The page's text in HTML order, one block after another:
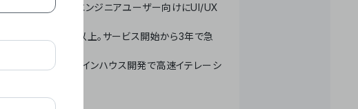
業務を自動化。非エンジニアユーザー向けにUI/UX
成長率300%以上。サービス開始から3年で急
フォームで完結。インハウス開発で高速イテレーシ